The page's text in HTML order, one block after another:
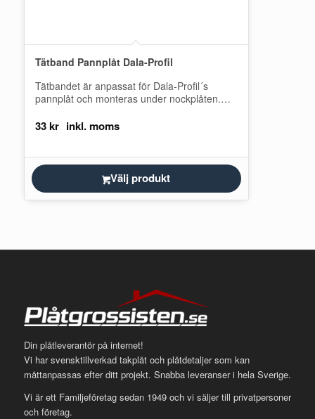
Tätband Pannplåt Dala-Profil
Tätbandet är anpassat för Dala-Profil´s
pannplåt och monteras under nockplåten.
och löv inte ska…
33kr
Välj produkt
Din plåtleverantör på internet!
Vi har svensktillverkad takplåt och plåtdetaljer som kan
måttanpassas efter ditt projekt. Snabba leveranser i hela Sverige.
Vi är ett Familjeföretag sedan 1949 och vi säljer till privatpersoner
och företag.